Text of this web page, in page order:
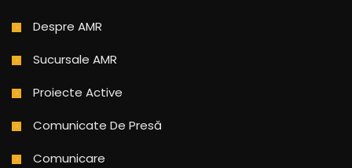
Despre AMR
Sucursale AMR
Proiecte Active
Comunicate De Presă
Comunicare